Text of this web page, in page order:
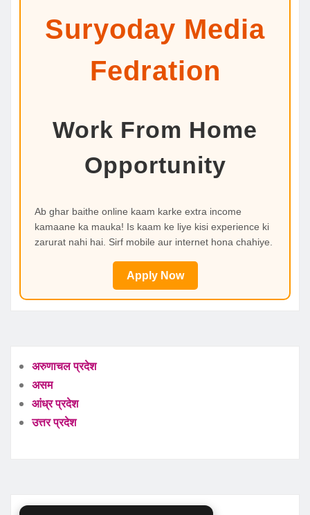
Suryoday Media
Fedration
Work From Home
Opportunity
Ab ghar baithe online kaam karke extra income
kamaane ka mauka! Is kaam ke liye kisi experience ki
zarurat nahi hai. Sirf mobile aur internet hona chahiye.
Apply Now
अरुणाचल प्रदेश
असम
आंध्र प्रदेश
उत्तर प्रदेश